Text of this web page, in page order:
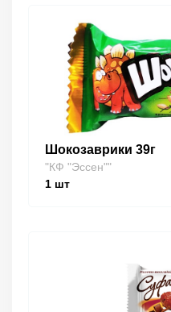
Шокозаврики 39г
"КФ "Эссен""
1 шт